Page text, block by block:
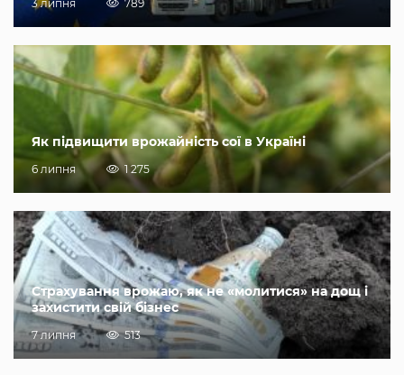
3 липня 789
Як підвищити врожайність сої в Україні
6 липня 1 275
Страхування врожаю, як не «молитися» на дощ і
захистити свій бізнес
7 липня 513